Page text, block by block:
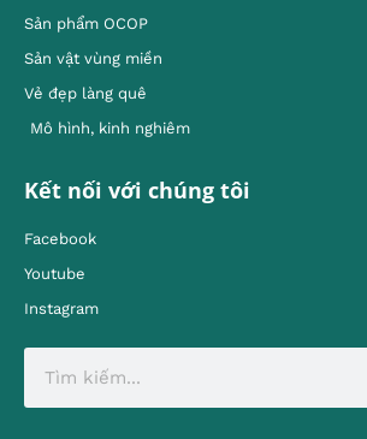
Sản phẩm OCOP
Sản vật vùng miền
Vẻ đẹp làng quê
Mô hình, kinh nghiêm
Kết nối với chúng tôi
Facebook
Youtube
Instagram